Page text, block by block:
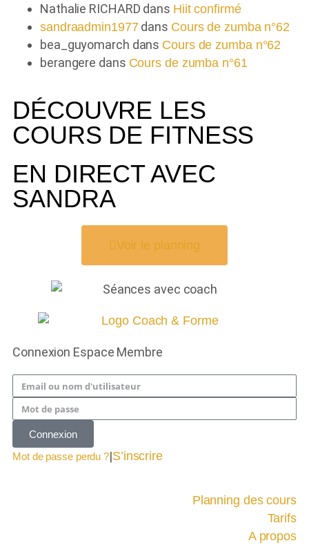
Nathalie RICHARD dans Hiit confirmé
sandraadmin1977dans Cours de zumba n°62
bea_guyomarch dans Cours de zumba n°62
berangere dans Cours de zumba n°61
DÉCOUVRE LES
COURS DE FITNESS
EN DIRECT AVEC
SANDRA
Voir le planning
Connexion Espace Membre
Connexion
Mot de passe perdu ?|S’inscrire
Planning des cours
Tarifs
A propos